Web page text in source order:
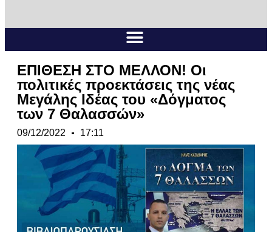
ΕΠΙΘΕΣΗ ΣΤΟ ΜΕΛΛΟΝ! Οι
πολιτικές προεκτάσεις της νέας
Μεγάλης Ιδέας του «Δόγματος
των 7 Θαλασσών»
09/12/2022 17:11